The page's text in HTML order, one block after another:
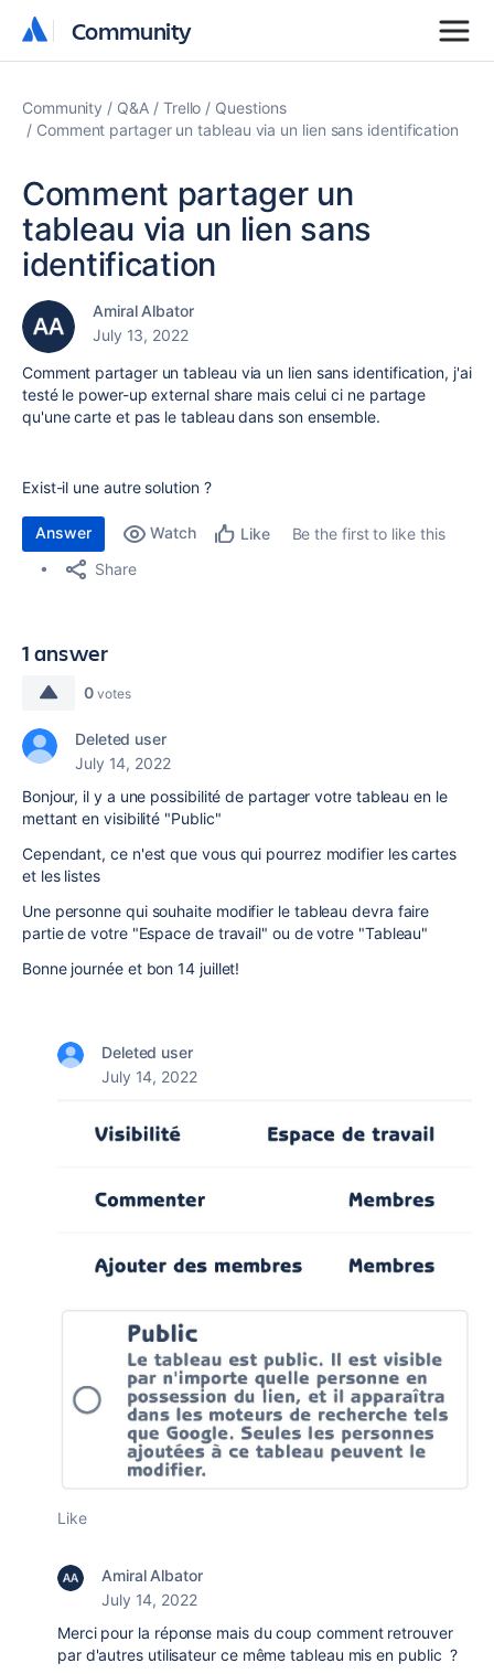
Community
Community
Community Q&A Trello
Questions
Comment partager un tableau via un lien sans identification
Comment partager un
tableau via un lien sans
identification
Amiral Albator
July 13, 2022
Comment partager un tableau via un lien sans identification, j'ai
testé le power-up external share mais celui ci ne partage
qu'une carte et pas le tableau dans son ensemble.
Exist-il une autre solution ?
Answer Watch Like
Be the first to like this
Share
1 answer
0 votes
Deleted user
July 14, 2022
Bonjour, il y a une possibilité de partager votre tableau en le
mettant en visibilité "Public"
Cependant, ce n'est que vous qui pourrez modifier les cartes
et les listes
Une personne qui souhaite modifier le tableau devra faire
partie de votre "Espace de travail" ou de votre "Tableau"
Bonne journée et bon 14 juillet!
Deleted user
July 14, 2022
Like
Amiral Albator
July 14, 2022
Merci pour la réponse mais du coup comment retrouver
par d'autres utilisateur ce même tableau mis en public ?